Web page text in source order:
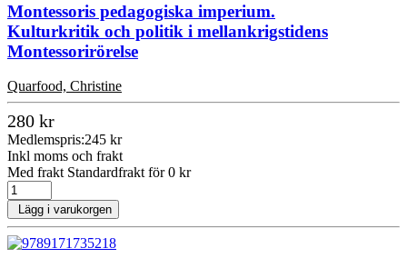
Montessoris pedagogiska imperium.
Kulturkritik och politik i mellankrigstidens
Montessorirörelse
Quarfood, Christine
280 kr
Medlemspris:245 kr
Inkl moms och frakt
Med frakt Standardfrakt för 0 kr
Lägg i varukorgen